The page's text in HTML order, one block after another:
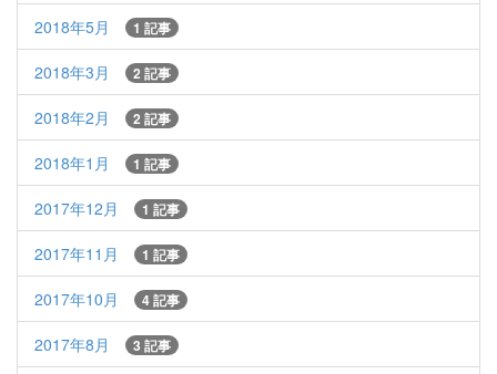
2018年5月 1 記事
2018年3月 2 記事
2018年2月 2 記事
2018年1月 1 記事
2017年12月 1 記事
2017年11月 1 記事
2017年10月 4 記事
2017年8月 3 記事